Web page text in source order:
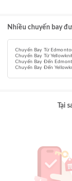
Nhiều chuyến bay
Chuyến Bay Từ
Chuyến Bay Từ
Chuyến Bay Đến
Chuyến Bay Đến
Tại